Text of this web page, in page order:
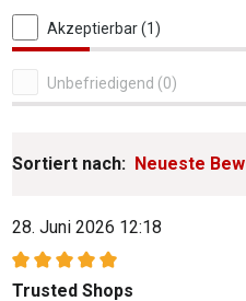
Akzeptierbar (1)
Unbefriedigend (0)
Sortiert nach:
28. Juni 2026 12:18
Bewertung mit 5 von 5 Sternen
Trusted Shops